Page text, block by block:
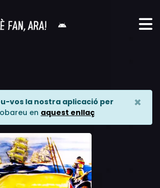
vos la nostra aplicació per
en aquest enllaç
×